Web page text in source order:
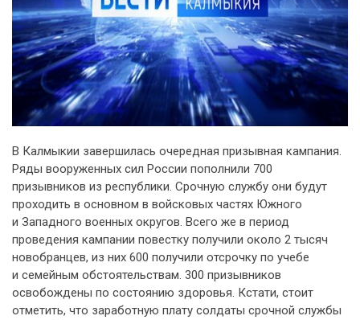
В Калмыкии завершилась очередная призывная кампания.
Ряды вооруженных сил России пополнили 700
призывников из республики. Срочную службу они будут
проходить в основном в войсковых частях Южного
и Западного военных округов. Всего же в период
проведения кампании повестку получили около 2 тысяч
новобранцев, из них 600 получили отсрочку по учебе
и семейным обстоятельствам. 300 призывников
освобождены по состоянию здоровья. Кстати, стоит
отметить, что заработную плату солдаты срочной службы